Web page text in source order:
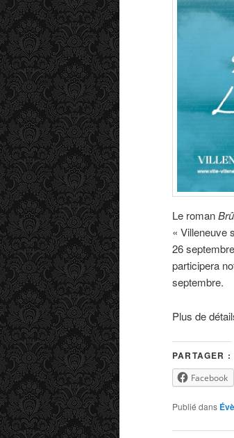
Le roman
« Villeneuve
26
participera
septembre.
Plus de
PARTAGER :
Facebook
Publié dans